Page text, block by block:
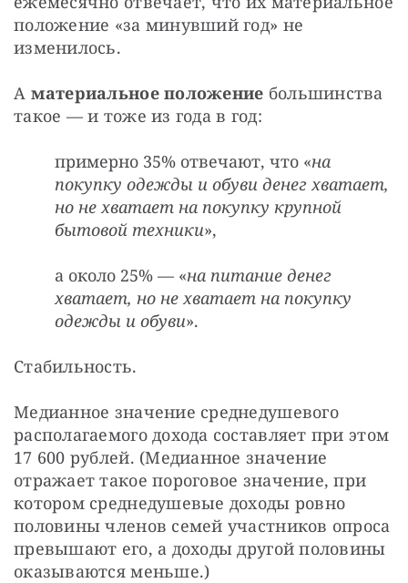
положение «за минувший год» не
изменилось.
А материальное положение большинства
такое — и тоже из года в год:
примерно 35% отвечают, что «на
покупку одежды и обуви денег хватает,
но не хватает на покупку крупной
бытовой техники»,
а около 25% — «на питание денег
хватает, но не хватает на покупку
одежды и обуви».
Стабильность.
Медианное значение среднедушевого
располагаемого дохода составляет при этом
17 600 рублей. (Медианное значение
отражает такое пороговое значение, при
котором среднедушевые доходы ровно
половины членов семей участников опроса
превышают его, а доходы другой половины
оказываются меньше.)